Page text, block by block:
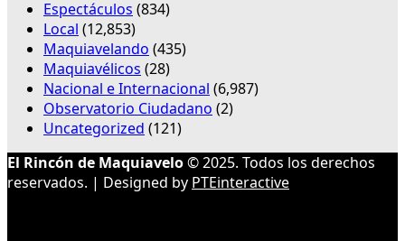
Espectáculos (834)
Local (12,853)
Maquiavelando (435)
Maquiavélicos (28)
Nacional e Internacional (6,987)
Observatorio Ciudadano (2)
Uncategorized (121)
El Rincón de Maquiavelo© 2025. Todos los derechos
reservados. | Designed by PTEinteractive